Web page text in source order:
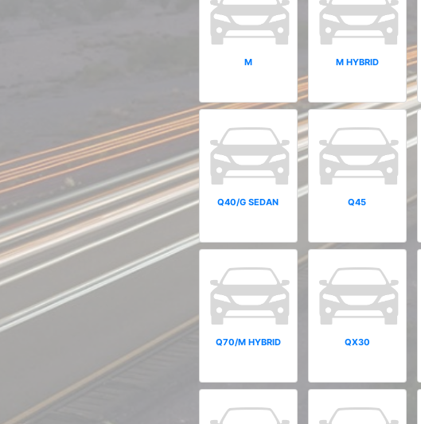
M M HYBRID
Q40/G SEDAN Q45
Q70/M HYBRID QX30